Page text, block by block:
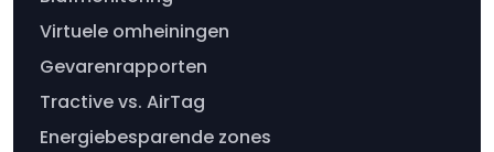
Virtuele omheiningen
Gevarenrapporten
Tractive vs. AirTag
Energiebesparende zones